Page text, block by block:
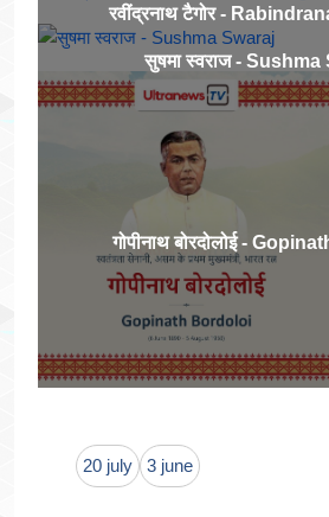
रवींद्रनाथ टैगोर -
सुषमा स्वराज -
गोपीनाथ बोरदोलोई -
20 july 3 june